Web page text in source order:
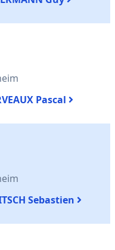
Pascal
Sebastien